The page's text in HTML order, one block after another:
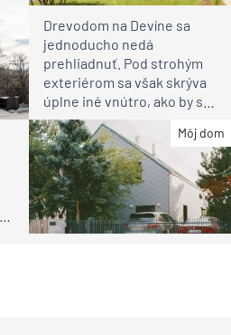
Drevodom na Devíne sa
jednoducho nedá
prehliadnuť. Pod strohým
exteriérom sa však skrýva
úplne iné vnútro, ako by ste
čakali
Môj dom